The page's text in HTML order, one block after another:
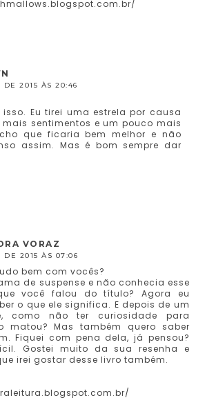
2015 ÀS 20:46
isso. Eu tirei uma estrela por causa
mais sentimentos e um pouco mais
que ficaria bem melhor e não
assim. Mas é bom sempre dar
VORAZ
DE 2015 ÀS 07:06
bem com vocês?
de suspense e não conhecia esse
você falou do título? Agora eu
o que ele significa. E depois de um
como não ter curiosidade para
matou? Mas também quero saber
Fiquei com pena dela, já pensou?
Gostei muito da sua resenha e
irei gostar desse livro também.